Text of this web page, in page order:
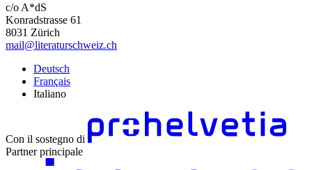
c/o A*dS
Konradstrasse 61
8031 Zürich
mail@literaturschweiz.ch
Deutsch
Français
Italiano
Con il sostegno di
Partner principale